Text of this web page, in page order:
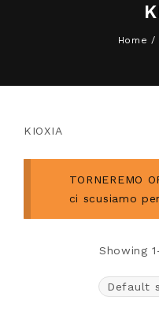
Home /
KIOXIA
TORNEREMO
ci scusiamo
Showing
Default